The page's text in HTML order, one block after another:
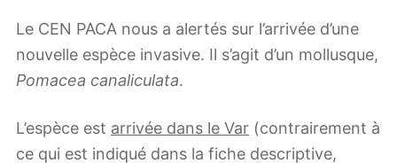
Le CEN PACA nous a alertés sur l’arrivée d’une
nouvelle espèce invasive. Il s’agit d’un mollusque,
Pomacea canaliculata.
L’espèce est arrivée dans le Var (contrairement à
ce qui est indiqué dans la fiche descriptive,